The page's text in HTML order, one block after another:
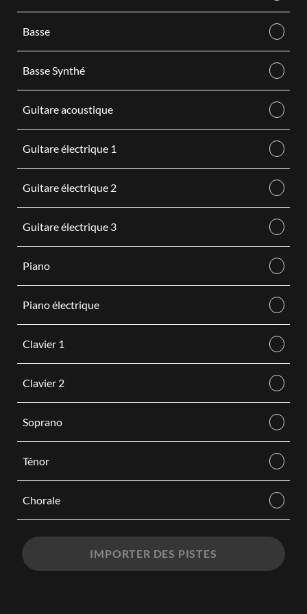
Basse
Basse Synthé
Guitare acoustique
Guitare électrique 1
Guitare électrique 2
Guitare électrique 3
Piano
Piano électrique
Clavier 1
Clavier 2
Soprano
Ténor
Chorale
IMPORTER DES PISTES